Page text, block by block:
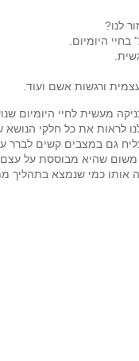
לנו?
היומיום.
ורגשות אשם ועוד.
מעשית לחיי היומיום
לראות את כל חלקי
גם במצבים קשים לברר
שהיא מבוססת על עצם
אותו כמי שנמצא בתהליך